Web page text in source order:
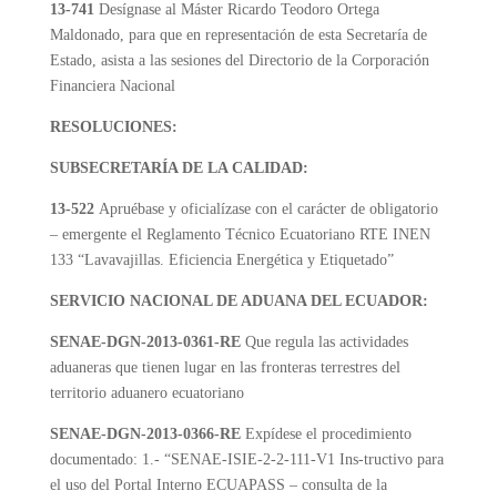
13-741 Desígnase al Máster Ricardo Teodoro Ortega
Maldonado, para que en representación de esta Secretaría de
Estado, asista a las sesiones del Directorio de la Corporación
Financiera Nacional
RESOLUCIONES:
SUBSECRETARÍA DE LA CALIDAD:
13-522 Apruébase y oficialízase con el carácter de obligatorio
– emergente el Reglamento Técnico Ecuatoriano RTE INEN
133 “Lavavajillas. Eficiencia Energética y Etiquetado”
SERVICIO NACIONAL DE ADUANA DEL ECUADOR:
SENAE-DGN-2013-0361-REQue regula las actividades
aduaneras que tienen lugar en las fronteras terrestres del
territorio aduanero ecuatoriano
SENAE-DGN-2013-0366-REExpídese el procedimiento
documentado: 1.- “SENAE-ISIE-2-2-111-V1 Ins-tructivo para
el uso del Portal Interno ECUAPASS – consulta de la